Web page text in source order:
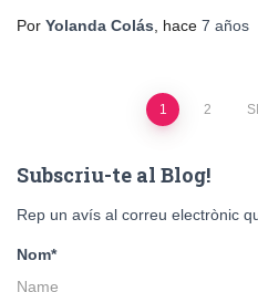
Por Yolanda Colás , hace 7 años
Paginación
de
entradas
1 2
Subscriu-te al Blog!
Rep un avís al correu electrònic
Nom*